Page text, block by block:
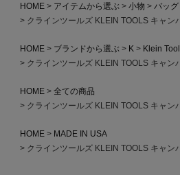
HOME アイテムから選ぶ 小物 バッグ
クラインツールズ KLEIN TOOLS キャン
HOME ブランドから選ぶ K
Klein
クラインツールズ KLEIN TOOLS キャン
HOME
全ての商品
クラインツールズ KLEIN TOOLS キャン
HOME
MADE IN USA
クラインツールズ KLEIN TOOLS キャン